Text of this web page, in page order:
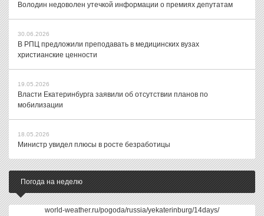
Володин недоволен утечкой информации о премиях депутатам
30.06.2026
В РПЦ предложили преподавать в медицинских вузах
христианские ценности
19.05.2026
Власти Екатеринбурга заявили об отсутствии планов по
мобилизации
18.05.2026
Министр увидел плюсы в росте безработицы
Погода на неделю
world-weather.ru/pogoda/russia/yekaterinburg/14days/